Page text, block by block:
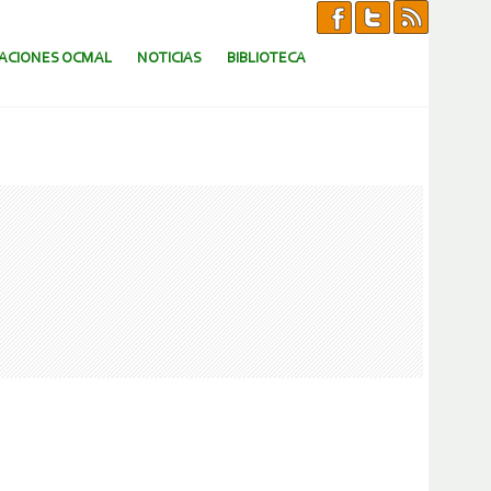
OCMAL NOTICIAS BIBLIOTECA